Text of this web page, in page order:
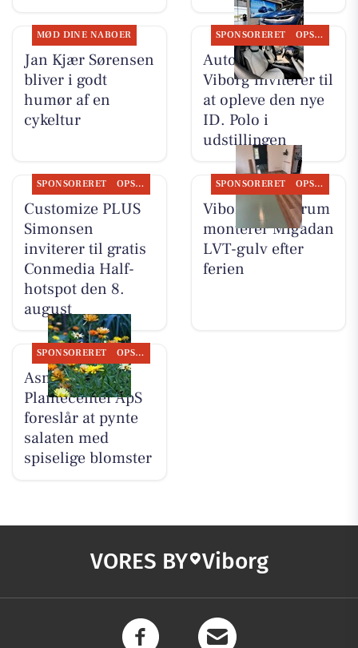
MØD DINE NABOER
Jan Kjær Sørensen
bliver i godt
humør af en
cykeltur
SPONSORERET OPSLAGSTAVLEN
Autocentralen
Viborg inviterer til
at opleve den nye
ID. Polo i
udstillingen
SPONSORERET OPSLAGSTAVLEN
Customize PLUS
Simonsen
inviterer til gratis
Conmedia Half-
hotspot den 8.
august
SPONSORERET OPSLAGSTAVLEN
Viborg Gulvforum
monterer Migadan
LVT-gulv efter
ferien
SPONSORERET OPSLAGSTAVLEN
Asmild
Plantecenter ApS
foreslår at pynte
salaten med
spiselige blomster
VORES BY Viborg